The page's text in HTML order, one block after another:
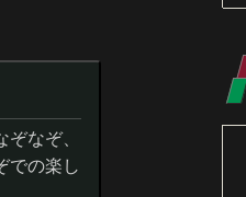
なぞ、
での楽し